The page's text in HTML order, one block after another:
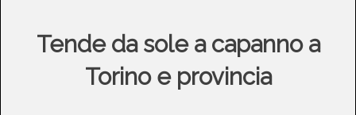
Tende da sole a capanno a
Torino e provincia